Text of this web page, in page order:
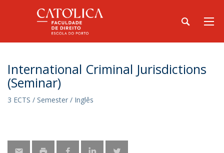
International Criminal Jurisdictions
(Seminar)
3 ECTS / Semester / Inglês